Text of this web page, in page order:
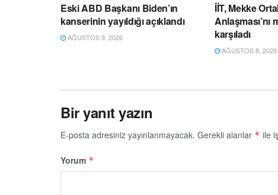
Eski ABD Başkanı Biden’ın
kanserinin yayıldığı açıklandı
AĞUSTOS 9, 2026
İİT, Mekke
karşıladı
AĞUSTOS 8, 2026
Bir yanıt yazın
E-posta adresiniz yayınlanmayacak. Gerekli alanlar * ile
Yorum *